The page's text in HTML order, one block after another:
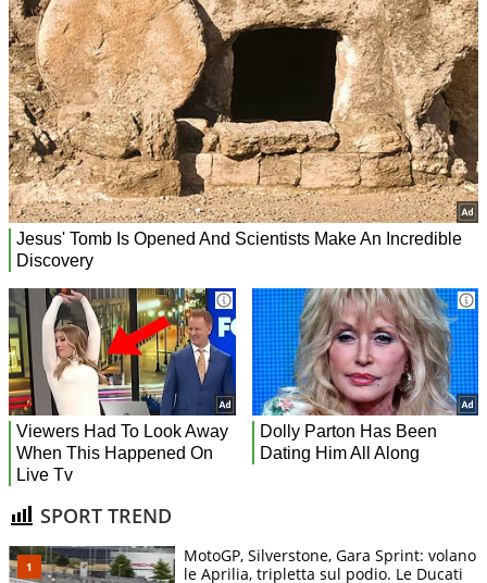
SPORT TREND
MotoGP, Silverstone, Gara Sprint: volano
le Aprilia, tripletta sul podio. Le Ducati